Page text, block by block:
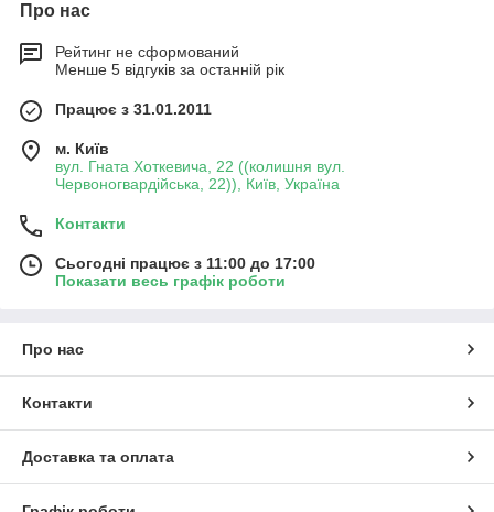
Про нас
Рейтинг не сформований
Менше 5 відгуків за останній рік
Працює з 31.01.2011
м. Київ
вул. Гната Хоткевича, 22 ((колишня вул.
Червоногвардійська, 22)), Київ, Україна
Контакти
Сьогодні працює з 11:00 до 17:00
Показати весь графік роботи
Про нас
Контакти
Доставка та оплата